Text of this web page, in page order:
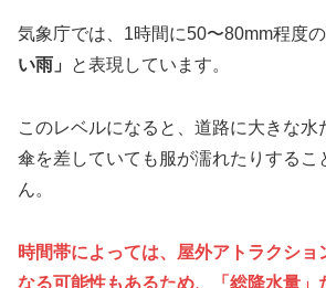
気象庁では、1時間に50〜80mm程度
い雨」
と表現しています。
このレベルになると、道路に大きな水
傘を差していても服が濡れたりするこ
ん。
時間帯によっては、屋外アトラクショ
なる可能性もあるため、「総降水量」